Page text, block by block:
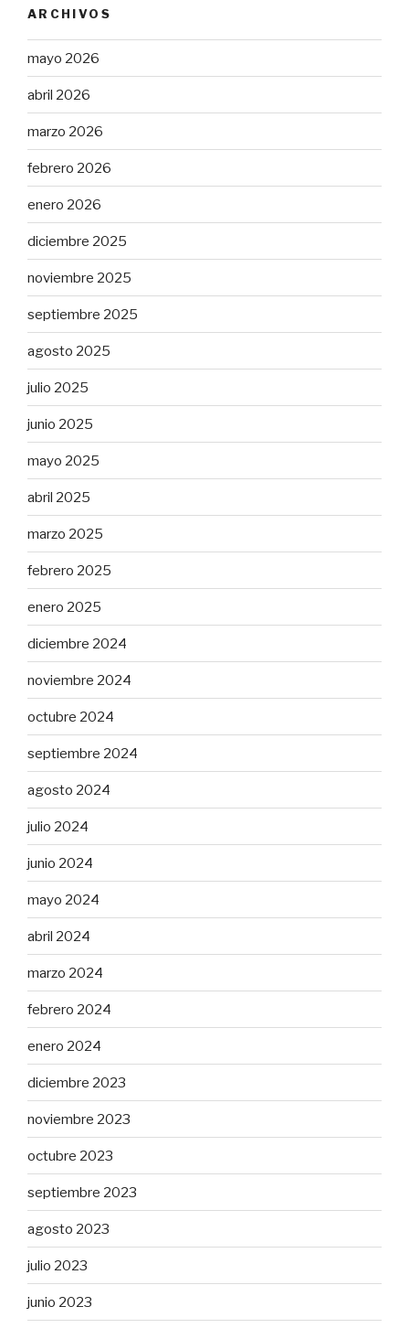
ARCHIVOS
mayo 2026
abril 2026
marzo 2026
febrero 2026
enero 2026
diciembre 2025
noviembre 2025
septiembre 2025
agosto 2025
julio 2025
junio 2025
mayo 2025
abril 2025
marzo 2025
febrero 2025
enero 2025
diciembre 2024
noviembre 2024
octubre 2024
septiembre 2024
agosto 2024
julio 2024
junio 2024
mayo 2024
abril 2024
marzo 2024
febrero 2024
enero 2024
diciembre 2023
noviembre 2023
octubre 2023
septiembre 2023
agosto 2023
julio 2023
junio 2023